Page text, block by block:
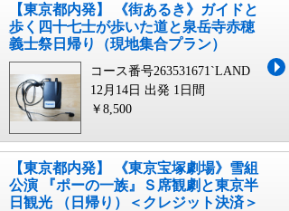
【東京都内発】 《街あるき》ガイドと
歩く四十七士が歩いた道と泉岳寺赤穂
義士祭日帰り（現地集合プラン）
コース番号263531671`LAND
12月14日 出発 1日間
￥8,500
【東京都内発】 《東京宝塚劇場》雪組
公演 『ポーの一族』Ｓ席観劇と東京半
日観光 （日帰り）＜クレジット決済＞